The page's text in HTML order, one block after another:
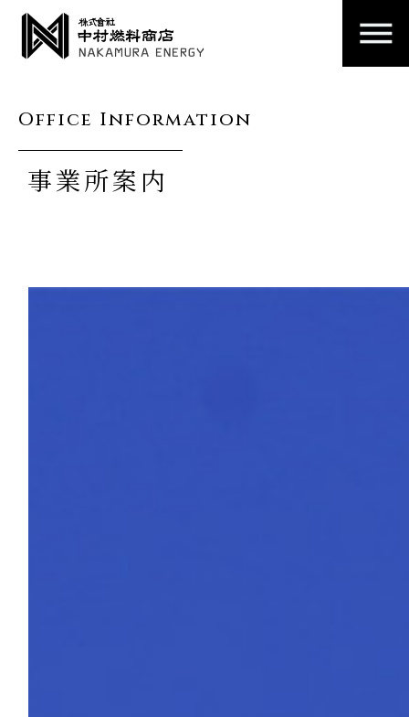
Office Information
事業所案内